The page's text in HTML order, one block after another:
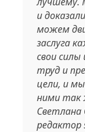
и
можем
заслуга
свои силы
труд и
цели, и
ними так
Светлана
редактор